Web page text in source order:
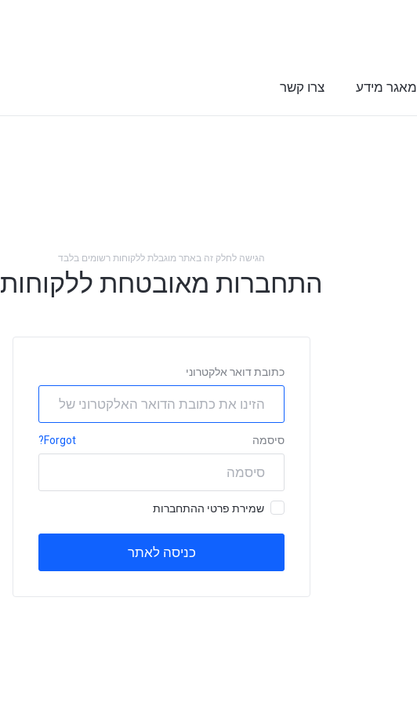
מאגר מידע צרו קשר
הגישה לחלק זה באתר מוגבלת ללקוחות רשומים בלבד
התחברות מאובטחת ללקוחות
כתובת דואר אלקטרוני
סיסמה Forgot?
שמירת פרטי ההתחברות